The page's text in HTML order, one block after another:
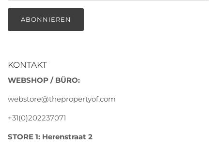
ABONNIEREN
KONTAKT
WEBSHOP / BÜRO:
webstore@thepropertyof.com
+31(0)202237071
STORE 1: Herenstraat 2